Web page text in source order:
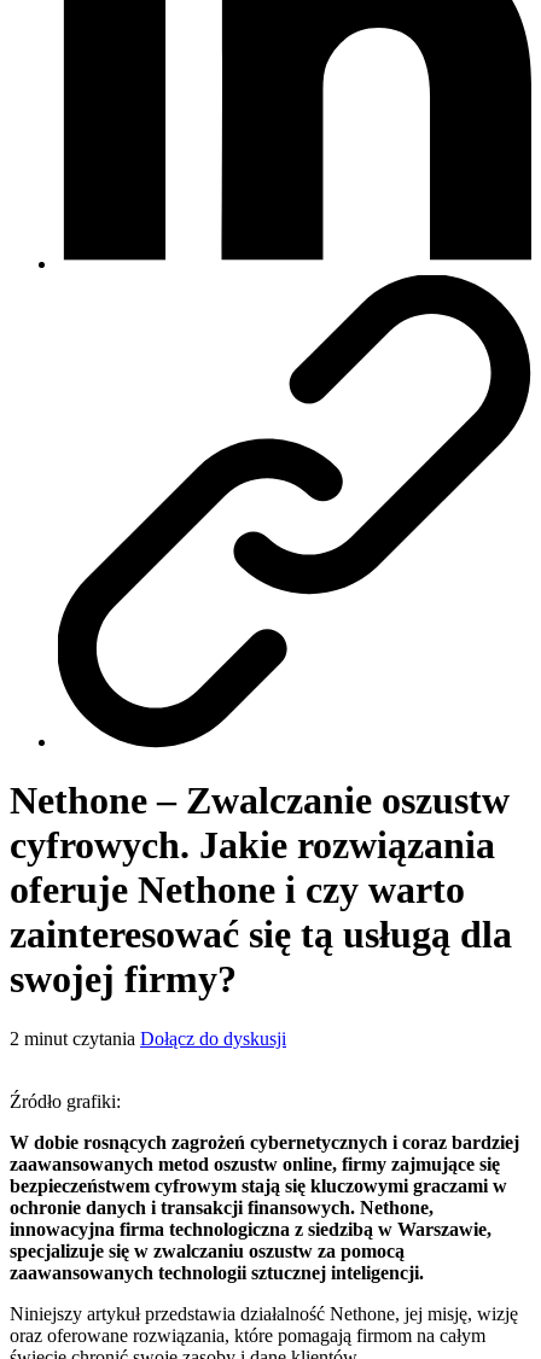
Nethone – Zwalczanie oszustw
cyfrowych. Jakie rozwiązania
oferuje Nethone i czy warto
zainteresować się tą usługą dla
swojej firmy?
2 minut czytania Dołącz do dyskusji
Źródło grafiki:
W dobie rosnących zagrożeń cybernetycznych i coraz bardziej
zaawansowanych metod oszustw online, firmy zajmujące się
bezpieczeństwem cyfrowym stają się kluczowymi graczami w
ochronie danych i transakcji finansowych. Nethone,
innowacyjna firma technologiczna z siedzibą w Warszawie,
specjalizuje się w zwalczaniu oszustw za pomocą
zaawansowanych technologii sztucznej inteligencji.
Niniejszy artykuł przedstawia działalność Nethone, jej misję, wizję
oraz oferowane rozwiązania, które pomagają firmom na całym